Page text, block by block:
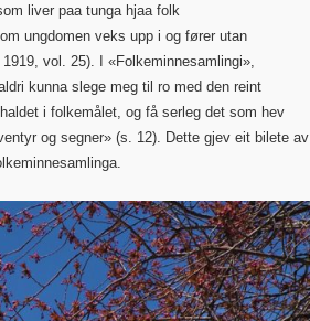
liver paa tunga hjaa folk
ungdomen veks upp i og fører utan
vol. 25). I «Folkeminnesamlingi»,
kunna slege meg til ro med den reint
i folkemålet, og få serleg det som hev
og segner» (s. 12). Dette gjev eit bilete av